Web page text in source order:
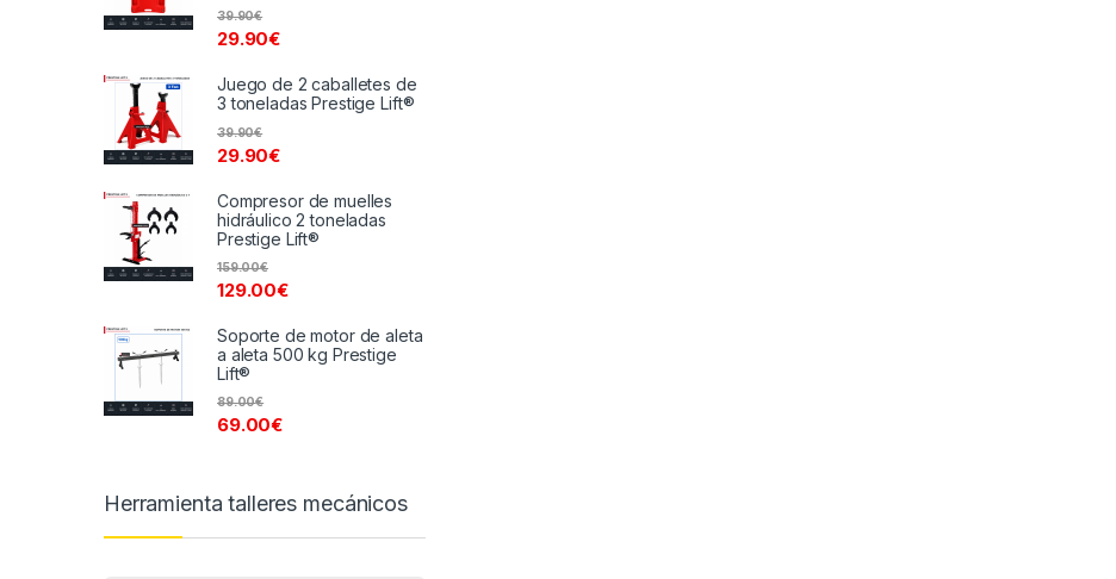
29.90€
39.90€
Juego de 2 caballetes de
3 toneladas Prestige Lift®
29.90€
39.90€
Compresor de muelles
hidráulico 2 toneladas
Prestige Lift®
129.00€
159.00€
Soporte de motor de aleta
a aleta 500 kg Prestige
Lift®
69.00€
89.00€
Herramienta talleres mecánicos